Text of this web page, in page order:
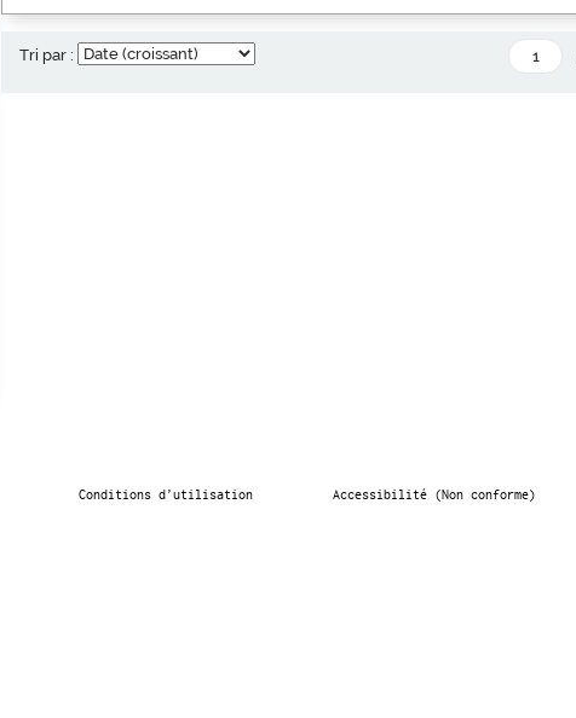
Tri par :
Conditions d’utilisation Accessibilité (Non conforme)